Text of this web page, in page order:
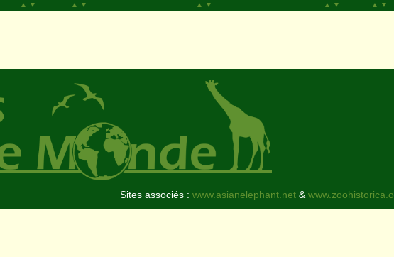
▲
▼
▲
▼
▲
▼
▲
▼
▲
▼
Sites associés : www.asianelephant.net&